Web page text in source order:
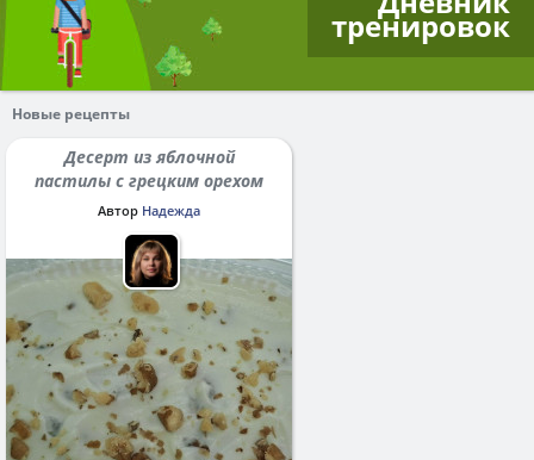
тренировок
Новые рецепты
Десерт из яблочной
пастилы с грецким орехом
Автор Надежда